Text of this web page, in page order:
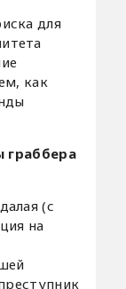
для
как
граббера
(с
на